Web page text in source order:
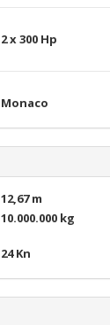
2 x 300 Hp
Monaco
12,67 m
10.000.000 kg
24 Kn